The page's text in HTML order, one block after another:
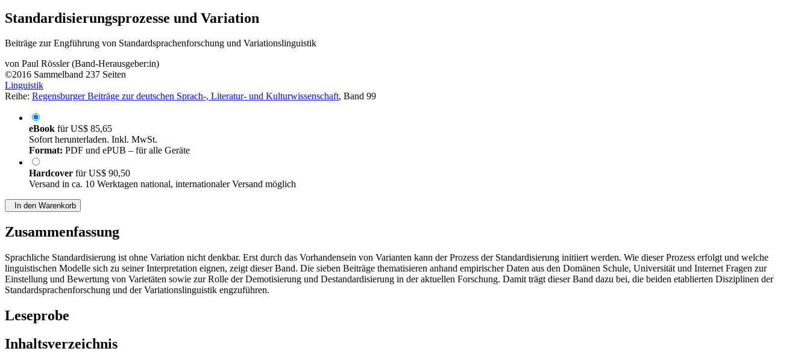
Standardisierungsprozesse und Variation
Beiträge zur Engführung von Standardsprachenforschung und Variationslinguistik
von Paul Rössler (Band-Herausgeber:in)
©2016 Sammelband 237 Seiten
Linguistik
Reihe: Regensburger Beiträge zur deutschen Sprach-, Literatur- und Kulturwissenschaft, Band 99
eBook fürUS$ 85,65
Sofort herunterladen. Inkl. MwSt.
Format: PDF und ePUB – für alle Geräte
Hardcover fürUS$ 90,50
Versand in ca. 10 Werktagen national, internationaler Versand möglich
In den Warenkorb
Zusammenfassung
Sprachliche Standardisierung ist ohne Variation nicht denkbar. Erst durch das Vorhandensein von Varianten kann der Prozess der Standardisierung initiiert werden. Wie dieser Prozess erfolgt und welche
linguistischen Modelle sich zu seiner Interpretation eignen, zeigt dieser Band. Die sieben Beiträge thematisieren anhand empirischer Daten aus den Domänen Schule, Universität und Internet Fragen zur
Einstellung und Bewertung von Varietäten sowie zur Rolle der Demotisierung und Destandardisierung in der aktuellen Forschung. Damit trägt dieser Band dazu bei, die beiden etablierten Disziplinen der
Standardsprachenforschung und der Variationslinguistik engzuführen.
Leseprobe
Inhaltsverzeichnis